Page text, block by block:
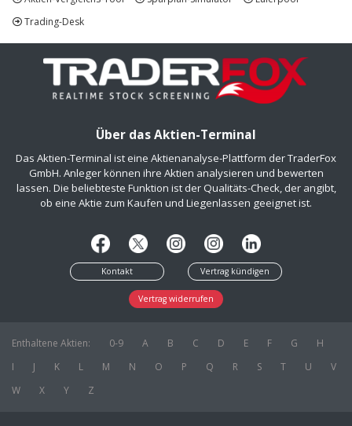
Trading-Desk
Über das Aktien-Terminal
Das Aktien-Terminal ist eine Aktienanalyse-Plattform der TraderFox
GmbH. Anleger können ihre Aktien analysieren und bewerten
lassen. Die beliebteste Funktion ist der Qualitäts-Check, der angibt,
ob eine Aktie zum Kaufen und Liegenlassen geeignet ist.
Kontakt Vertrag kündigen
Vertrag widerrufen
Enthaltene Aktien: 0-9 A B C D E F G
H
I
J K L M N O P Q R S T U
V
W
X Y Z